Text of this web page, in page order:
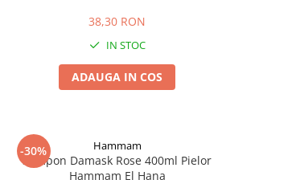
38,30 RON
IN STOC
ADAUGA IN COS
-30% Hammam
Sampon Damask Rose 400ml Pielor
Hammam El Hana